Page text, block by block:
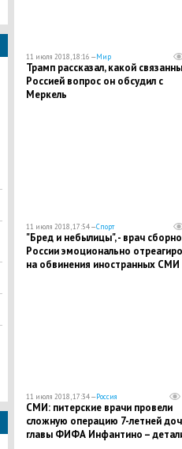
11 июля 2018, 18:16 —Мир
Трамп рассказал, какой
Россией вопрос он обсудил с
Меркель
11 июля 2018, 17:54 —Спорт
"Бред и небылицы", - врач
России эмоционально
на обвинения иностранных СМИ
11 июля 2018, 17:34 —Россия
СМИ: питерские врачи провели
сложную операцию 7-летней
главы ФИФА Инфантино –